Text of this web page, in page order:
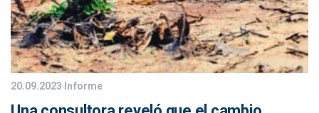
20.09.2023 Informe